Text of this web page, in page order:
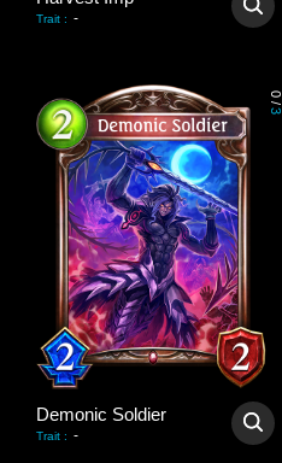
Trait : -
0
/
3
Demonic Soldier
Trait : -